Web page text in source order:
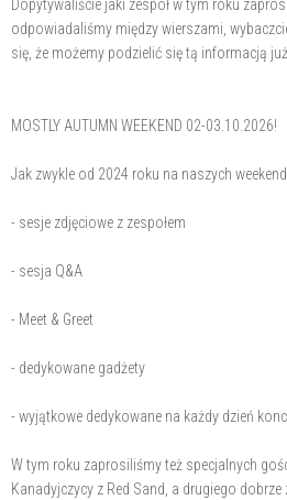
Dopytywaliście jaki zespół w tym roku
odpowiadaliśmy między wierszami,
się, że możemy podzielić się tą informacją
MOSTLY AUTUMN WEEKEND 02-03.10.2026!
Jak zwykle od 2024 roku na naszych
- sesje zdjęciowe z zespołem
- sesja Q&A
- Meet & Greet
- dedykowane gadżety
- wyjątkowe dedykowane na każdy dzień
W tym roku zaprosiliśmy też specjalnych
Kanadyjczycy z Red Sand, a drugiego